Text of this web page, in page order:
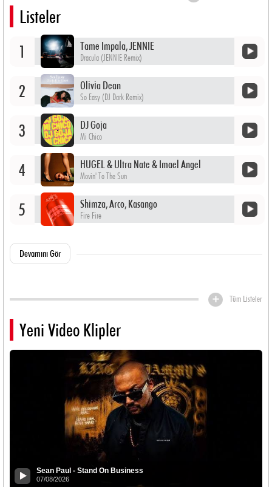
Listeler
1 Tame Impala, JENNIE
Dracula (JENNIE Remix)
2 Olivia Dean
So Easy (DJ Dark Remix)
3 DJ Goja
Mi Chico
4 HUGEL & Ultra Nate & Imael Angel
Movin' To The Sun
5 Shimza, Arco, Kasango
Fire Fire
Devamını Gör
Tüm Listeler
Yeni Video Klipler
Sean Paul - Stand On Business
07/08/2026